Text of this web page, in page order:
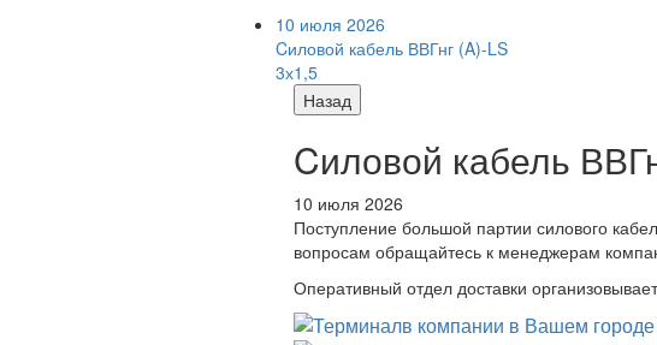
10 июля 2026
Cиловой кабель ВВГнг (A)-LS
3х1,5
Назад
Cиловой кабель
10 июля 2026
Поступление большой партии силового
вопросам обращайтесь к менеджерам
Оперативный отдел доставки